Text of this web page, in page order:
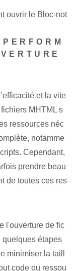
ouvrir le Bloc-not
et la vite
MHTML s
ressources néc
notamme
Cependant,
prendre beau
de toutes ces res
l'ouverture de fic
quelques étapes
minimiser la taill
code ou ressou